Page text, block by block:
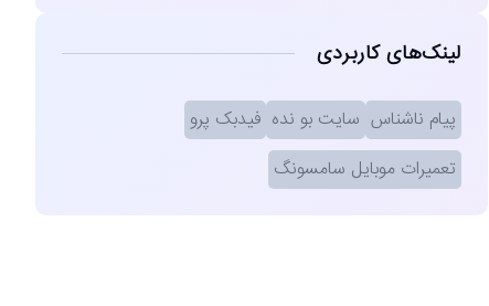
لینک‌های کاربردی
پیام ناشناس سایت بو نده فیدبک پرو
تعمیرات موبایل سامسونگ